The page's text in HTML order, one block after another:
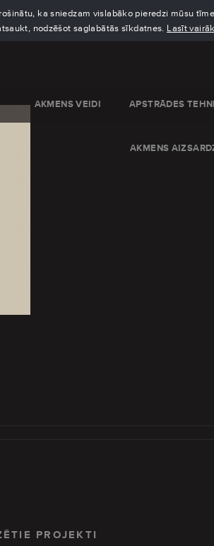
ka sniedzam vislabāko pieredzi mūsu
nodzēšot saglabātās sīkdatnes. Lasīt vairāk
AKMENS VEIDI APSTRĀDES
AKMENS
PROJEKTI